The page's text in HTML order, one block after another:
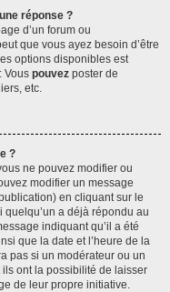
réponse ?
d’un forum ou
que vous ayez besoin d’être
options disponibles est
Vous pouvez poster de
etc.
?
ne pouvez modifier ou
modifier un message
en cliquant sur le
a déjà répondu au
indiquant qu’il a été
que la date et l’heure de la
pas si un modérateur ou un
ont la possibilité de laisser
de leur propre initiative.